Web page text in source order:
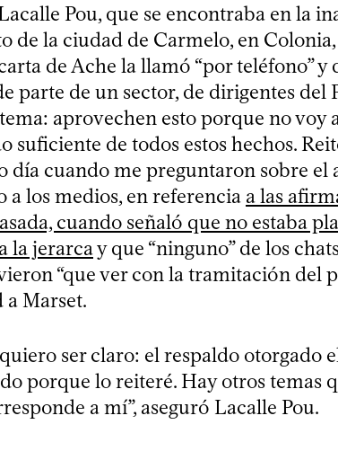
Pou, que se encontraba en la
de la ciudad de Carmelo, en
de Ache la llamó “por teléfono” y
parte de un sector, de dirigentes del
aprovechen esto porque no voy
suficiente de todos estos hechos.
día cuando me preguntaron sobre el
a los medios, en referencia a las
cuando señaló que no estaba
la jerarcay que “ninguno” de los
“que ver con la tramitación del
Marset.
ser claro: el respaldo otorgado
porque lo reiteré. Hay otros temas
a mí”, aseguró Lacalle Pou.